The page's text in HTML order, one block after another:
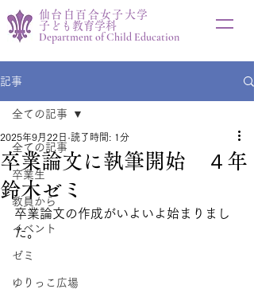
仙台白百合女子大学
子ども教育学科
Department of Child Education
記事
全ての記事
卒業生
教員から
イベント
ゼミ
ゆりっこ広場
全ての記事
卒業論文に執筆開始 ４年
鈴木ゼミ
2025年9月22日 読了時間: 1分
卒業論文の作成がいよいよ始まりまし
た。